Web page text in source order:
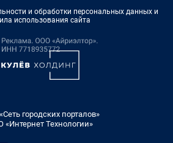
и обработки персональных данных и
использования сайта
городских порталов»
Технологии»